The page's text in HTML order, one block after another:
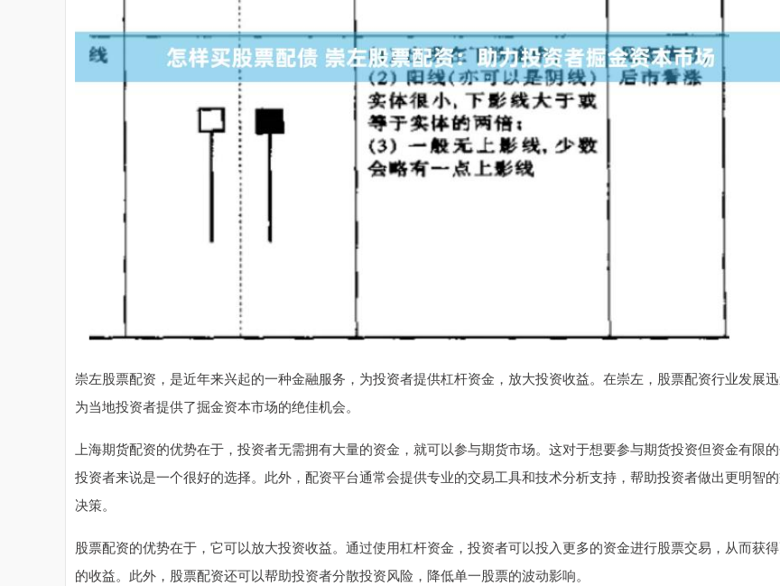
崇左股票配资，是近年来兴起的一种金融服务，为投资者提供杠杆资金，放大投资收益。在崇左，股票配资行业发展迅
为当地投资者提供了掘金资本市场的绝佳机会。
上海期货配资的优势在于，投资者无需拥有大量的资金，就可以参与期货市场。这对于想要参与期货投资但资金有限
投资者来说是一个很好的选择。此外，配资平台通常会提供专业的交易工具和技术分析支持，帮助投资者做出更明智
决策。
股票配资的优势在于，它可以放大投资收益。通过使用杠杆资金，投资者可以投入更多的资金进行股票交易，从而获
的收益。此外，股票配资还可以帮助投资者分散投资风险，降低单一股票的波动影响。